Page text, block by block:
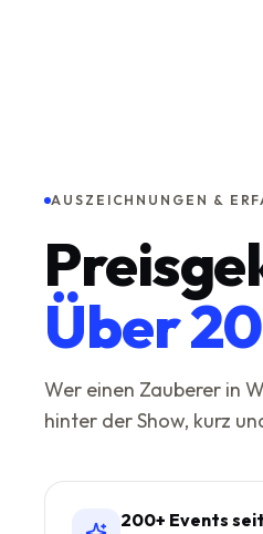
AUSZEICHNUNGEN &
Über
Wer einen Zauberer in
hinter der Show, kurz
200+ Events